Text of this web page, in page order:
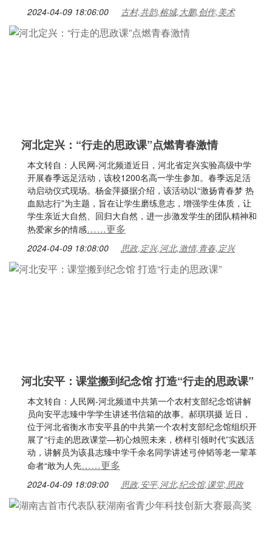
2024-04-09 18:06:00 古村,共韵,榕城,大鹏,创作,美术
河北定兴：“行走的思政课”点燃青春激情
本文转自：人民网-河北频道近日，河北省定兴实验高级中学
开展春季远足活动，该校1200名高一学生参加。春季远足活
动启动仪式现场。杨金萍摄据介绍，该活动以“激扬青春梦 热
血励志行”为主题，旨在让学生磨练意志，增强学生体质，让
学生亲近大自然、回归大自然，进一步激发学生的团队精神和
热爱家乡的情感……更多
2024-04-09 18:08:00 思政,定兴,河北,激情,青春,定兴
河北安平：课堂搬到纪念馆 打造“行走的思政课”
本文转自：人民网-河北频道中共第一个农村支部纪念馆讲解
员向安平志臻中学学生讲述书信箱的故事。郝琪琪摄 近日，
位于河北省衡水市安平县的中共第一个农村支部纪念馆组织开
展了“行走的思政课堂—初心烛照未来，榜样引领时代”实践活
动，讲解员为该县志臻中学千余名同学讲述弓仲韬等老一辈革
命者“敢为人先……更多
2024-04-09 18:09:00 思政,安平,河北,纪念馆,课堂,思政